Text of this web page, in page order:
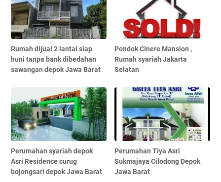
Rumah dijual 2 lantai siap
huni tanpa bank dibedahan
sawangan depok Jawa Barat
Pondok Cinere Mansion ,
Rumah syariah Jakarta
Selatan
Perumahan syariah depok
Asri Residence curug
bojongsari depok Jawa Barat
Perumahan Tiya Asri
Sukmajaya Cilodong Depok
Jawa Barat